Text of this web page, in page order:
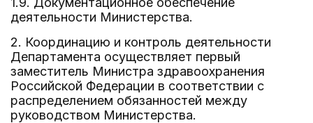
деятельности Министерства.
2. Координацию и контроль деятельности
Департамента осуществляет первый
заместитель Министра здравоохранения
Российской Федерации в соответствии с
распределением обязанностей между
руководством Министерства.